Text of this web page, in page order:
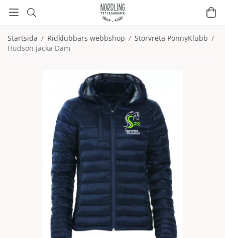
Startsida / Ridklubbars webbshop / Storvreta PonnyKlubb /
Hudson jacka Dam